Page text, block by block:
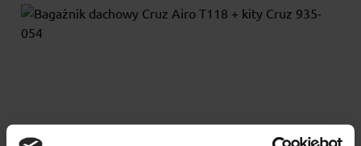
Bagażnik dachowy Cruz Airo T118 + kity Cruz 935-